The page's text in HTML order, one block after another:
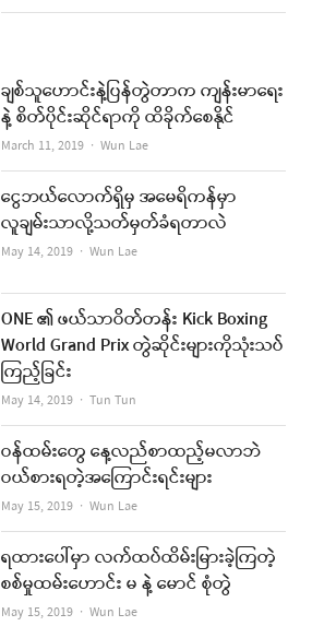
ချစ်သူဟောင်းနဲ့ပြန်တွဲတာက ကျန်းမာရေး
နဲ့ စိတ်ပိုင်းဆိုင်ရာကို ထိခိုက်စေနိုင်
March 11, 2019 Author
Wun Lae
ငွေဘယ်လောက်ရှိမှ အမေရိကန်မှာ
လူချမ်းသာလို့သတ်မှတ်ခံရတာလဲ
May 14, 2019 Author
Wun Lae
ONE ၏ ဖယ်သာဝိတ်တန်း Kick Boxing
World Grand Prix တွဲဆိုင်းများကိုသုံးသပ်
ကြည့်ခြင်း
May 14, 2019 Author
Tun Tun
ဝန်ထမ်းတွေ နေ့လည်စာထည့်မလာဘဲ
ဝယ်စားရတဲ့အကြောင်းရင်းများ
May 15, 2019 Author
Wun Lae
ရထားပေါ်မှာ လက်ထပ်ထိမ်းမြားခဲ့ကြတဲ့
စစ်မှုထမ်းဟောင်း မ နဲ့ မောင် စုံတွဲ
May 15, 2019 Author
Wun Lae